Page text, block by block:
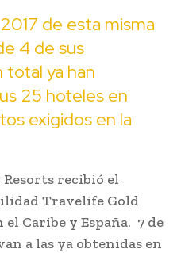
de esta misma
4 de sus
ya han
25 hoteles en
exigidos en la
recibió el
Travelife Gold
el Caribe y España. 7 de
a las ya obtenidas en